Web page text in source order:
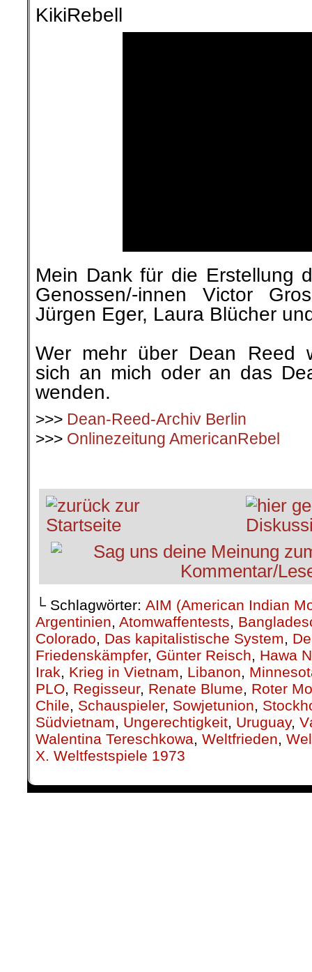
KikiRebell
Mein Dank für die Erstellung
Genossen/-innen Victor
Jürgen Eger, Laura Blücher
Wer mehr über Dean Reed
sich an mich oder an das
wenden.
>>> Dean-Reed-Archiv Berlin
>>> Onlinezeitung AmericanRebel
└ Schlagwörter: AIM (American Indian
Argentinien Atomwaffentests
Colorado
Das kapitalistische System
Friedenskämpfer, Günter Reisch
Hawa
Irak
Krieg in Vietnam Libanon
PLO Regisseur, Renate Blume
Roter
Chile
Schauspieler, Sowjetunion
Südvietnam
Ungerechtigkeit Uruguay,
Walentina Tereschkowa
Weltfrieden
X. Weltfestspiele 1973